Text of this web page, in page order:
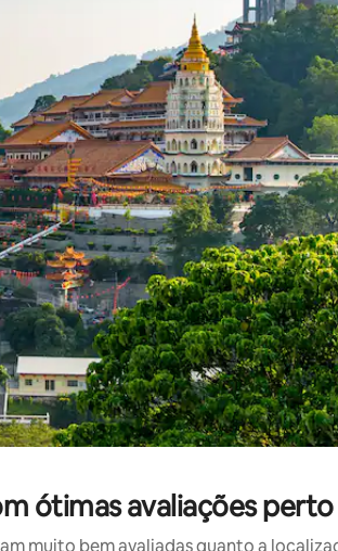
cima e para baixo do teclado ou tocando
ótimas avaliações
muito bem avaliadas quanto a